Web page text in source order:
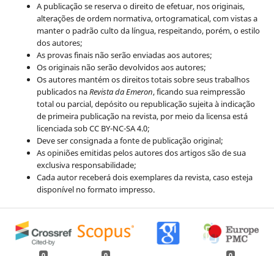
A publicação se reserva o direito de efetuar, nos originais,
alterações de ordem normativa, ortogramatical, com vistas a
manter o padrão culto da língua, respeitando, porém, o estilo
dos autores;
As provas finais não serão enviadas aos autores;
Os originais não serão devolvidos aos autores;
Os autores mantém os direitos totais sobre seus trabalhos
publicados naRevista da Emeron, ficando sua reimpressão
total ou parcial, depósito ou republicação sujeita à indicação
de primeira publicação na revista, por meio da licensa está
licenciada sob CC BY-NC-SA 4.0;
Deve ser consignada a fonte de publicação original;
As opiniões emitidas pelos autores dos artigos são de sua
exclusiva responsabilidade;
Cada autor receberá dois exemplares da revista, caso esteja
disponível no formato impresso.